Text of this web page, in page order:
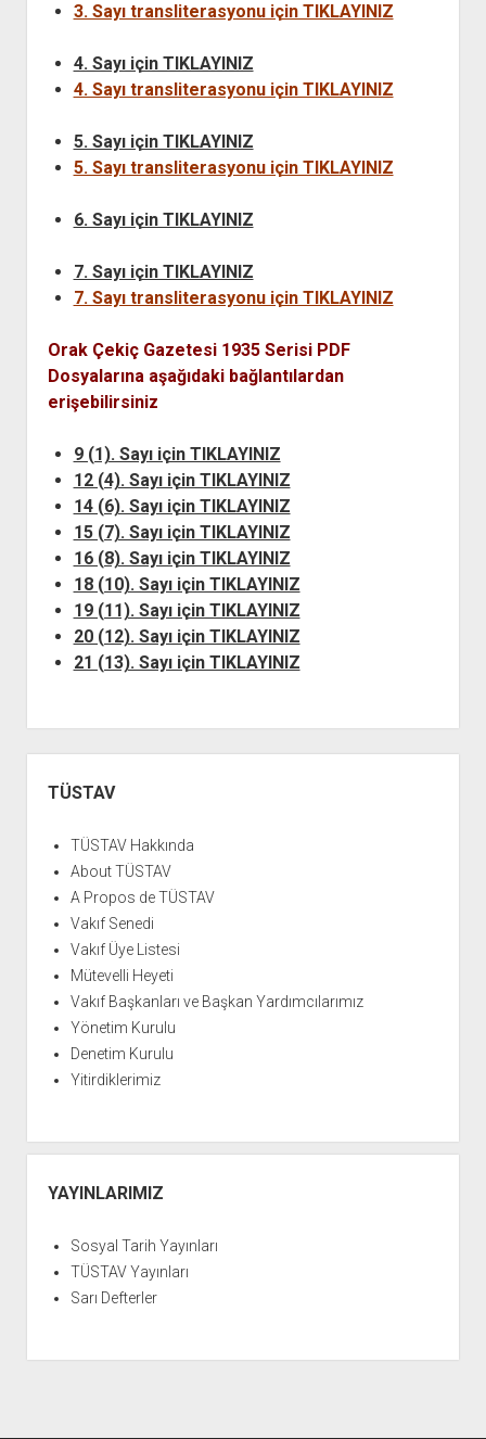
ATTF KİTAPLIĞI
FİDEF KİTAPLIĞI
TDF KİTAPLIĞI
3. Sayı transliterasyonu için TIKLAYINIZ
4. Sayı için TIKLAYINIZ
4. Sayı transliterasyonu için TIKLAYINIZ
5. Sayı için TIKLAYINIZ
5. Sayı transliterasyonu için TIKLAYINIZ
6. Sayı için TIKLAYINIZ
7. Sayı için TIKLAYINIZ
7. Sayı transliterasyonu için TIKLAYINIZ
Orak Çekiç Gazetesi 1935 Serisi PDF
Dosyalarına aşağıdaki bağlantılardan
erişebilirsiniz
9 (1). Sayı için TIKLAYINIZ
12 (4). Sayı için TIKLAYINIZ
14 (6). Sayı için TIKLAYINIZ
15 (7). Sayı için TIKLAYINIZ
16 (8). Sayı için TIKLAYINIZ
18 (10). Sayı için TIKLAYINIZ
19 (11). Sayı için TIKLAYINIZ
20 (12). Sayı için TIKLAYINIZ
21 (13). Sayı için TIKLAYINIZ
Menü
TÜSTAV
TÜSTAV Hakkında
About TÜSTAV
A Propos de TÜSTAV
Vakıf Senedi
Vakıf Üye Listesi
Mütevelli Heyeti
Vakıf Başkanları ve Başkan Yardımcılarımız
Yönetim Kurulu
Denetim Kurulu
Yitirdiklerimiz
YAYINLARIMIZ
Sosyal Tarih Yayınları
TÜSTAV Yayınları
Sarı Defterler